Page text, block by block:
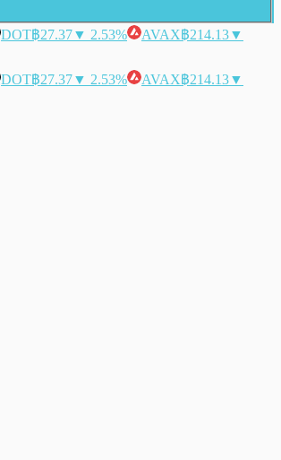
DOT฿27.37▼ 2.53% AVAX฿214.13▼
DOT฿27.37▼ 2.53% AVAX฿214.13▼